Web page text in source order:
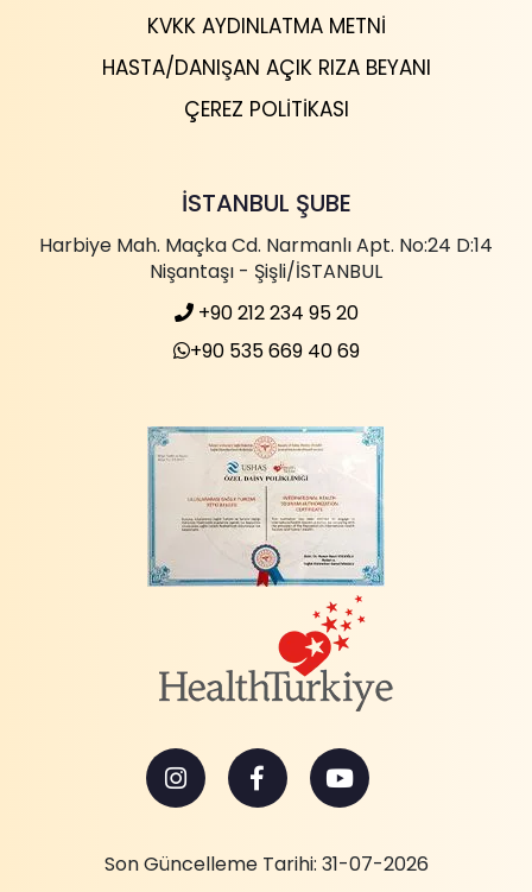
KVKK AYDINLATMA METNI
HASTA/DANIŞAN AÇIK RIZA BEYANI
ÇEREZ POLITIKASI
İSTANBUL ŞUBE
Harbiye Mah. Maçka Cd. Narmanlı Apt. No:24 D:14
Nişantaşı - Şişli/İSTANBUL
+90 212 234 95 20
+90 535 669 40 69
Son Güncelleme Tarihi: 31-07-2026